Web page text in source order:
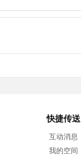
快捷传送
互动消息
我的空间